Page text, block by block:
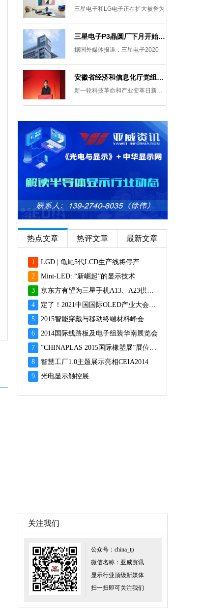
三星电子和LG电子正在扩大被誉为
三星电子P3晶圆厂下月开始安装设备，计划下半年建成
据国外媒体报道，三星电子2020
安徽省经济和信息化厅党组成员、副厅长柯文斌：掌握显示技术发展主动权 打造新型显示产业制造集群
新一轮科技革命和产业变革日新月异
热点文章 热评文章 最新文章
1
LGD | 龟尾5代LCD生产线将停产
2
Mini-LED: “新崛起”的显示技术
3
京东方有望为三星手机A13、A23供应面板
4
定了！2021中国国际OLED产业大会12月重磅启幕
5
2015智能穿戴与移动终端材料峰会
6
2014国际线路板及电子组装华南展览会
7
“CHINAPLAS 2015国际橡塑展”展位预订火爆 彰显橡塑业乐观前景
8
智慧工厂1.0主题展示亮相CEIA2014
9
光电显示触控展
关注我们
公众号：china_tp
微信名称：亚威资讯
显示行业顶级新媒体
扫一扫即可关注我们